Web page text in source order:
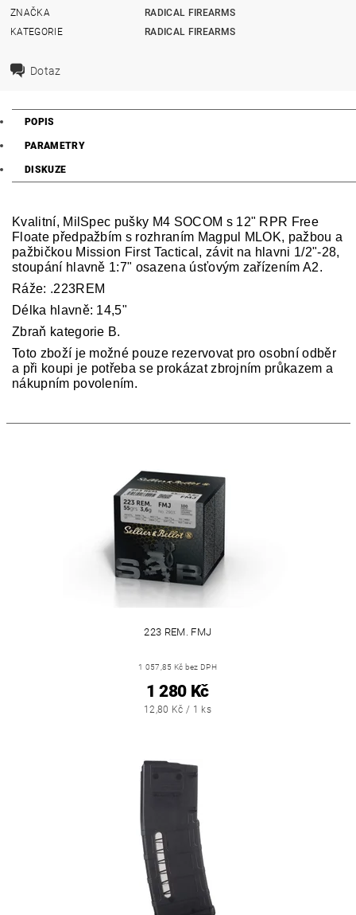
ZNAČKA
RADICAL FIREARMS
KATEGORIE
RADICAL FIREARMS
Dotaz
POPIS
PARAMETRY
DISKUZE
Kvalitní, MilSpec pušky M4 SOCOM s 12" RPR Free
Floate předpažbím s rozhraním Magpul MLOK, pažbou a
pažbičkou Mission First Tactical, závit na hlavni 1/2"-28,
stoupání hlavně 1:7" osazena úsťovým zařízením A2.
Ráže: .223REM
Délka hlavně: 14,5"
Zbraň kategorie B.
Toto zboží je možné pouze rezervovat pro osobní odběr
a při koupi je potřeba se prokázat zbrojním průkazem a
nákupním povolením.
223 REM. FMJ
1 057,85 Kč bez DPH
1 280 Kč
12,80 Kč / 1 ks